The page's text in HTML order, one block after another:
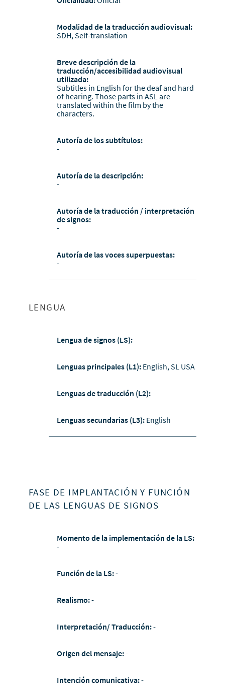
Modalidad de la traducción audiovisual:
SDH, Self-translation
Breve descripción de la
traducción/accesibilidad audiovisual
utilizada:
Subtitles in English for the deaf and hard
of hearing. Those parts in ASL are
translated within the film by the
characters.
Autoría de los subtítulos:
-
Autoría de la descripción:
-
Autoría de la traducción / interpretación
de signos:
-
Autoría de las voces superpuestas:
-
LENGUA
Lengua de signos (LS):
Lenguas principales (L1): English, SL USA
Lenguas de traducción (L2):
Lenguas secundarias (L3): English
FASE DE IMPLANTACIÓN Y FUNCIÓN
DE LAS LENGUAS DE SIGNOS
Momento de la implementación de la LS:
-
Función de la LS:-
Realismo:-
Interpretación/ Traducción:-
Origen del mensaje:-
Intención comunicativa:-